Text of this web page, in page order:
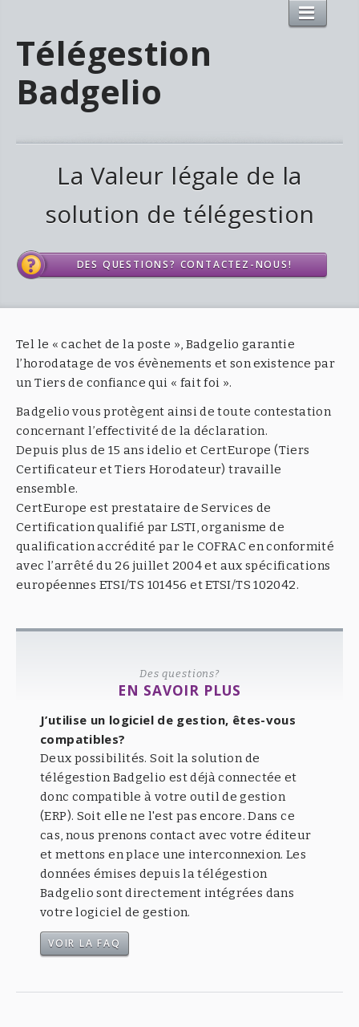
Télégestion
Badgelio
La Valeur légale de la
solution de télégestion
DES QUESTIONS? CONTACTEZ-NOUS!
Tel le « cachet de la poste », Badgelio garantie
l’horodatage de vos évènements et son existence par
un Tiers de confiance qui « fait foi ».
Badgelio vous protègent ainsi de toute contestation
concernant l’effectivité de la déclaration.
Depuis plus de 15 ans idelio et CertEurope (Tiers
Certificateur et Tiers Horodateur) travaille
ensemble.
CertEurope est prestataire de Services de
Certification qualifié par LSTI, organisme de
qualification accrédité par le COFRAC en conformité
avec l’arrêté du 26 juillet 2004 et aux spécifications
européennes ETSI/TS 101456 et ETSI/TS 102042.
Des questions?
EN SAVOIR PLUS
J’utilise un logiciel de gestion, êtes-vous
compatibles?
Deux possibilités. Soit la solution de
télégestion Badgelio est déjà connectée et
donc compatible à votre outil de gestion
(ERP). Soit elle ne l'est pas encore. Dans ce
cas, nous prenons contact avec votre éditeur
et mettons en place une interconnexion. Les
données émises depuis la télégestion
Badgelio sont directement intégrées dans
votre logiciel de gestion.
VOIR LA FAQ